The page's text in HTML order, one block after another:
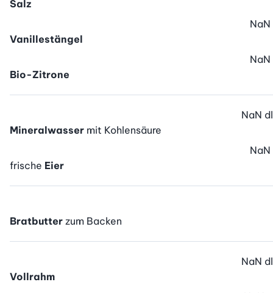
Salz
Vanillestängel
NaN
Bio-Zitrone
NaN
Mineralwasser mit Kohlensäure
NaN dl
frische Eier
NaN
Bratbutter zum Backen
Vollrahm
NaN dl